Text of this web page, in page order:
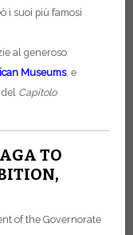
i suoi più famosi
al generoso
Museums, e
del Capitolo
TO
of the Governorate